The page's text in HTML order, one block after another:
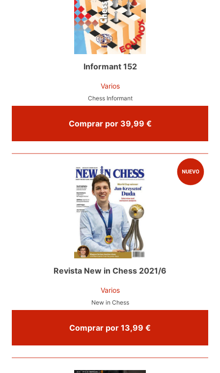
Informant 152
Varios
Chess Informant
Comprar por 39,99 €
Revista New in Chess 2021/6
Varios
New in Chess
Comprar por 13,99 €